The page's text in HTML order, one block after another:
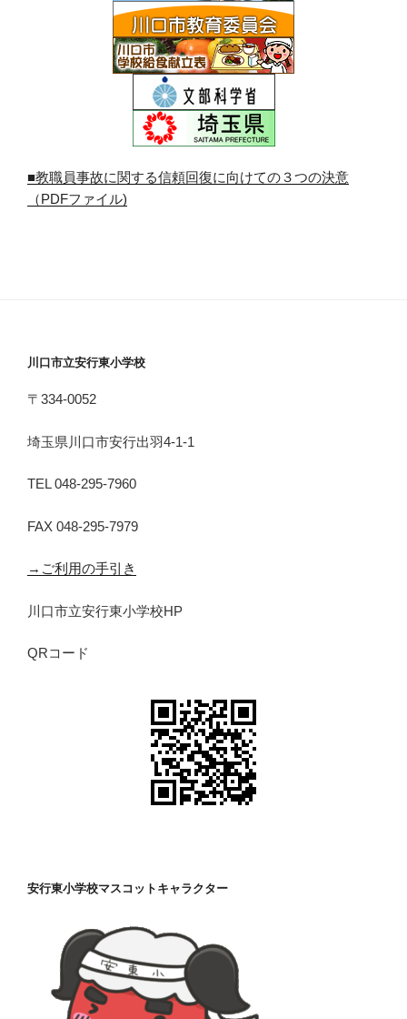
■教職員事故に関する信頼回復に向けての３つの決意
（PDFファイル)
川口市立安行東小学校
〒334-0052
埼玉県川口市安行出羽4-1-1
TEL 048-295-7960
FAX 048-295-7979
→ご利用の手引き
川口市立安行東小学校HP
QRコード
安行東小学校マスコットキャラクター